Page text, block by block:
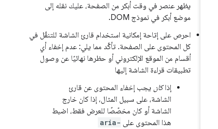
يظهر عنصر في وقت أبكر من الصفحة، عليك نقله إلى
موضع أبكر في نموذج DOM.
احرص على إتاحة إمكانية استخدام قارئ الشاشة للتنقّل في
كل المحتوى على الصفحة. تأكَّد مما يلي: عدم إخفاء أي
أقسام من الموقع الإلكتروني أو حظرها نهائيًا عن وصول
تطبيقات قراءة الشاشة إليها
إذا
كانيجب إخفاء المحتوى عن قارئ
الشاشة، على سبيل المثال، إذا كان خارج
الشاشة أو كان مخصّصًا للعرض فقط، اضبط
هذا المحتوى علىaria-